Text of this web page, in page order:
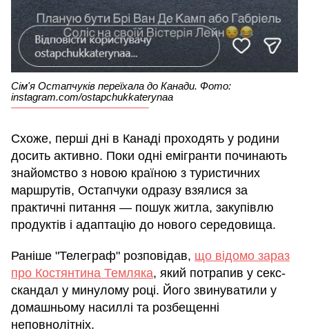
Сім'я Остапчуків переїхала до Канади. Фото:
instagram.com/ostapchukkaterynaa
Схоже, перші дні в Канаді проходять у родини
досить активно. Поки одні емігранти починають
знайомство з новою країною з туристичних
маршрутів, Остапчуки одразу взялися за
практичні питання — пошук житла, закупівлю
продуктів і адаптацію до нового середовища.
Раніше "Телеграф" розповідав, що відомо зараз
про Костянтина Темляка, який потрапив у секс-
скандал у минулому році. Його звинуватили у
домашньому насиллі та розбещенні
неповнолітніх.